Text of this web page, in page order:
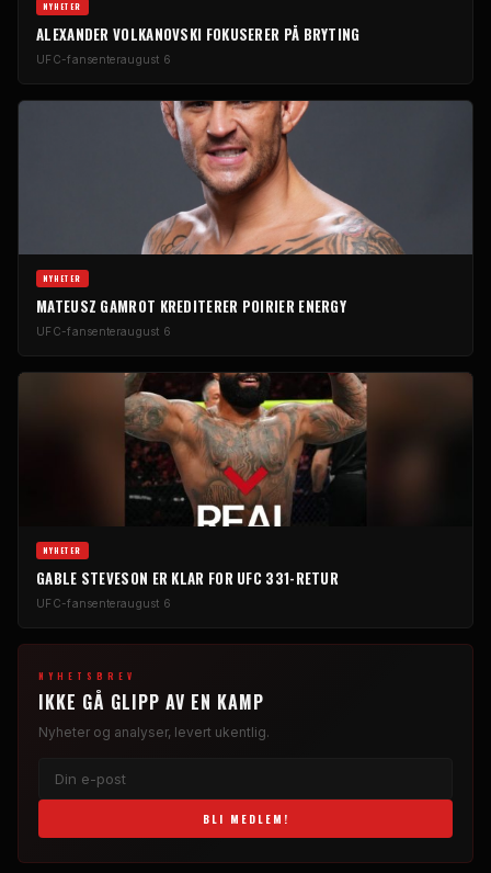
NYHETER
ALEXANDER VOLKANOVSKI FOKUSERER PÅ BRYTING
UFC-fansenteraugust 6
NYHETER
MATEUSZ GAMROT KREDITERER POIRIER ENERGY
UFC-fansenteraugust 6
NYHETER
GABLE STEVESON ER KLAR FOR UFC 331-RETUR
UFC-fansenteraugust 6
NYHETSBREV
IKKE GÅ GLIPP AV EN KAMP
Nyheter og analyser, levert ukentlig.
BLI MEDLEM!